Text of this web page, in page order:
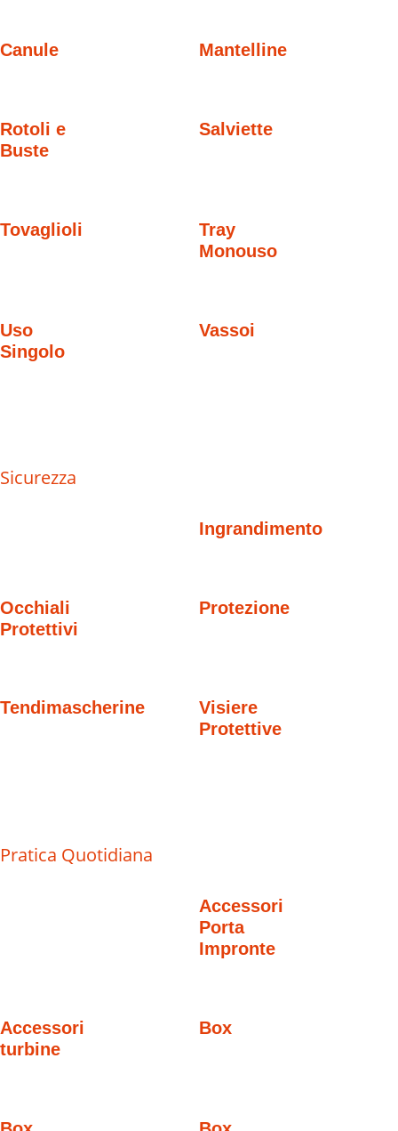
Canule Mantelline
Rotoli e
Buste
Salviette
Tovaglioli
Tray
Monouso
Uso
Singolo
Vassoi
Sicurezza
Ingrandimento
Occhiali
Protettivi
Protezione
Tendimascherine
Visiere
Protettive
Pratica Quotidiana
Accessori
Porta
Impronte
Accessori
turbine
Box